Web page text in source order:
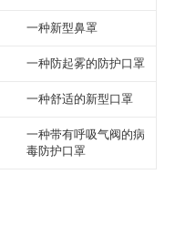
一种新型鼻罩
一种防起雾的防护口罩
一种舒适的新型口罩
一种带有呼吸气阀的病
毒防护口罩